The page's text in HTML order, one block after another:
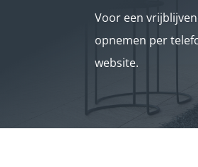
Voor een
opnemen per
website.